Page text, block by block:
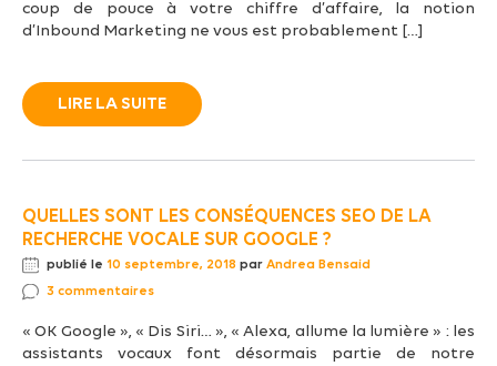
coup de pouce à votre chiffre d’affaire, la notion
d’Inbound Marketing ne vous est probablement […]
LIRE LA SUITE
QUELLES SONT LES CONSÉQUENCES SEO DE LA
RECHERCHE VOCALE SUR GOOGLE ?
publié le 10 septembre, 2018 par Andrea Bensaid
3 commentaires
« OK Google », « Dis Siri… », « Alexa, allume la lumière » : les
assistants vocaux font désormais partie de notre